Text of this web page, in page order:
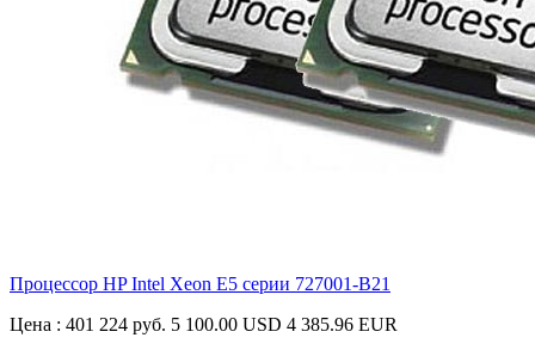
Процессор HP Intel Xeon E5 серии 727001-B21
Цена : 401 224 руб. 5 100.00 USD 4 385.96 EUR